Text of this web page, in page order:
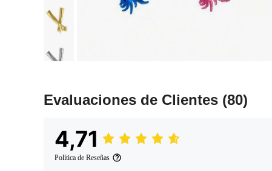
Evaluaciones de Clientes (80)
4,71
Política de Reseñas